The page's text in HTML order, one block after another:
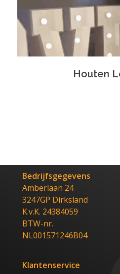
Houten
Bedrijfsgegevens
Amberlaan 24
3247GP Dirksland
K.v.K. 24384059
BTW-nr.
NL001571246B04
Klantenservice